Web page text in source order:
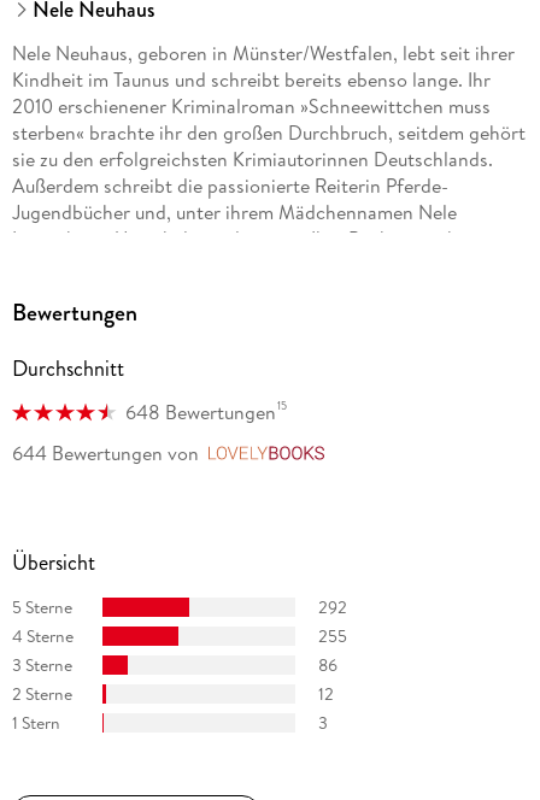
Nele Neuhaus
Nele Neuhaus, geboren in Münster/Westfalen, lebt seit ihrer
Kindheit im Taunus und schreibt bereits ebenso lange. Ihr
2010 erschienener Kriminalroman »Schneewittchen muss
sterben« brachte ihr den großen Durchbruch, seitdem gehört
sie zu den erfolgreichsten Krimiautorinnen Deutschlands.
Außerdem schreibt die passionierte Reiterin Pferde-
Jugendbücher und, unter ihrem Mädchennamen Nele
Löwenberg, Unterhaltungsliteratur. Ihre Bücher erscheinen in
Bewertungen
Durchschnitt
648 Bewertungen15
644 Bewertungen von
Übersicht
5 Sterne
292
4 Sterne
255
3 Sterne
86
2 Sterne
12
1 Stern
3